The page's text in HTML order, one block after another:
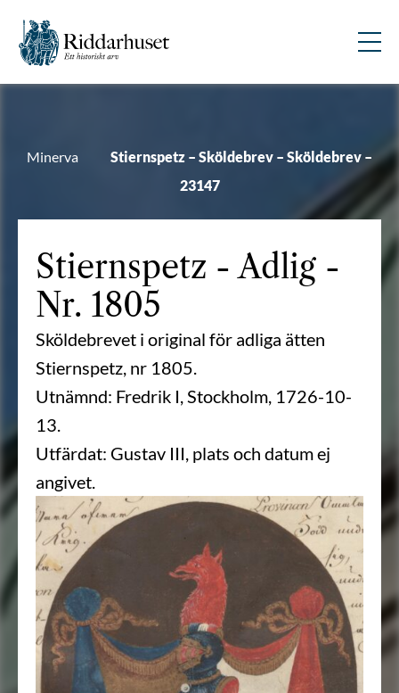
Minerva
Stiernspetz – Sköldebrev – Sköldebrev –
23147
Stiernspetz - Adlig -
Nr. 1805
Sköldebrevet i original för adliga ätten
Stiernspetz, nr 1805.
Utnämnd: Fredrik I, Stockholm, 1726-10-
13.
Utfärdat: Gustav III, plats och datum ej
angivet.